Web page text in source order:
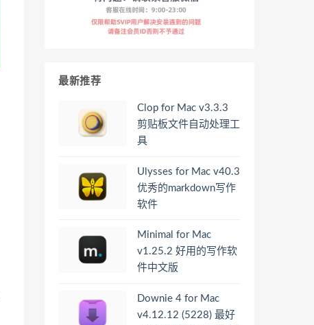
最新推荐
Clop for Mac v3.3.3
剪贴板文件自动处理工
具
Ulysses for Mac v40.3
优秀的markdown写作
软件
Minimal for Mac
v1.25.2 好用的写作软
件中文版
Downie 4 for Mac
v4.12.12 (5228) 最好